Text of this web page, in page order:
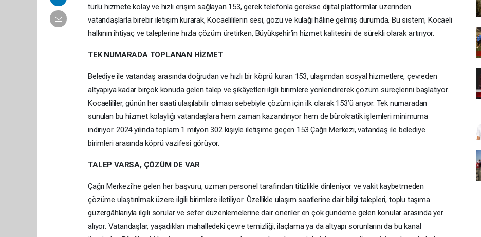
türlü hizmete kolay ve hızlı erişim sağlayan 153, gerek telefonla gerekse dijital platformlar üzerinden
vatandaşlarla birebir iletişim kurarak, Kocaelililerin sesi, gözü ve kulağı hâline gelmiş durumda. Bu sistem, Kocaeli
halkının ihtiyaç ve taleplerine hızla çözüm üretirken, Büyükşehir’in hizmet kalitesini de sürekli olarak artırıyor.
TEK NUMARADA TOPLANAN HİZMET
Belediye ile vatandaş arasında doğrudan ve hızlı bir köprü kuran 153, ulaşımdan sosyal hizmetlere, çevreden
altyapıya kadar birçok konuda gelen talep ve şikâyetleri ilgili birimlere yönlendirerek çözüm süreçlerini başlatıyor.
Kocaelililer, günün her saati ulaşılabilir olması sebebiyle çözüm için ilk olarak 153’ü arıyor. Tek numaradan
sunulan bu hizmet kolaylığı vatandaşlara hem zaman kazandırıyor hem de bürokratik işlemleri minimuma
indiriyor. 2024 yılında toplam 1 milyon 302 kişiyle iletişime geçen 153 Çağrı Merkezi, vatandaş ile belediye
birimleri arasında köprü vazifesi görüyor.
TALEP VARSA, ÇÖZÜM DE VAR
Çağrı Merkezi'ne gelen her başvuru, uzman personel tarafından titizlikle dinleniyor ve vakit kaybetmeden
çözüme ulaştırılmak üzere ilgili birimlere iletiliyor. Özellikle ulaşım saatlerine dair bilgi talepleri, toplu taşıma
güzergâhlarıyla ilgili sorular ve sefer düzenlemelerine dair öneriler en çok gündeme gelen konular arasında yer
alıyor. Vatandaşlar, yaşadıkları mahalledeki çevre temizliği, ilaçlama ya da altyapı sorunlarını da bu kanal